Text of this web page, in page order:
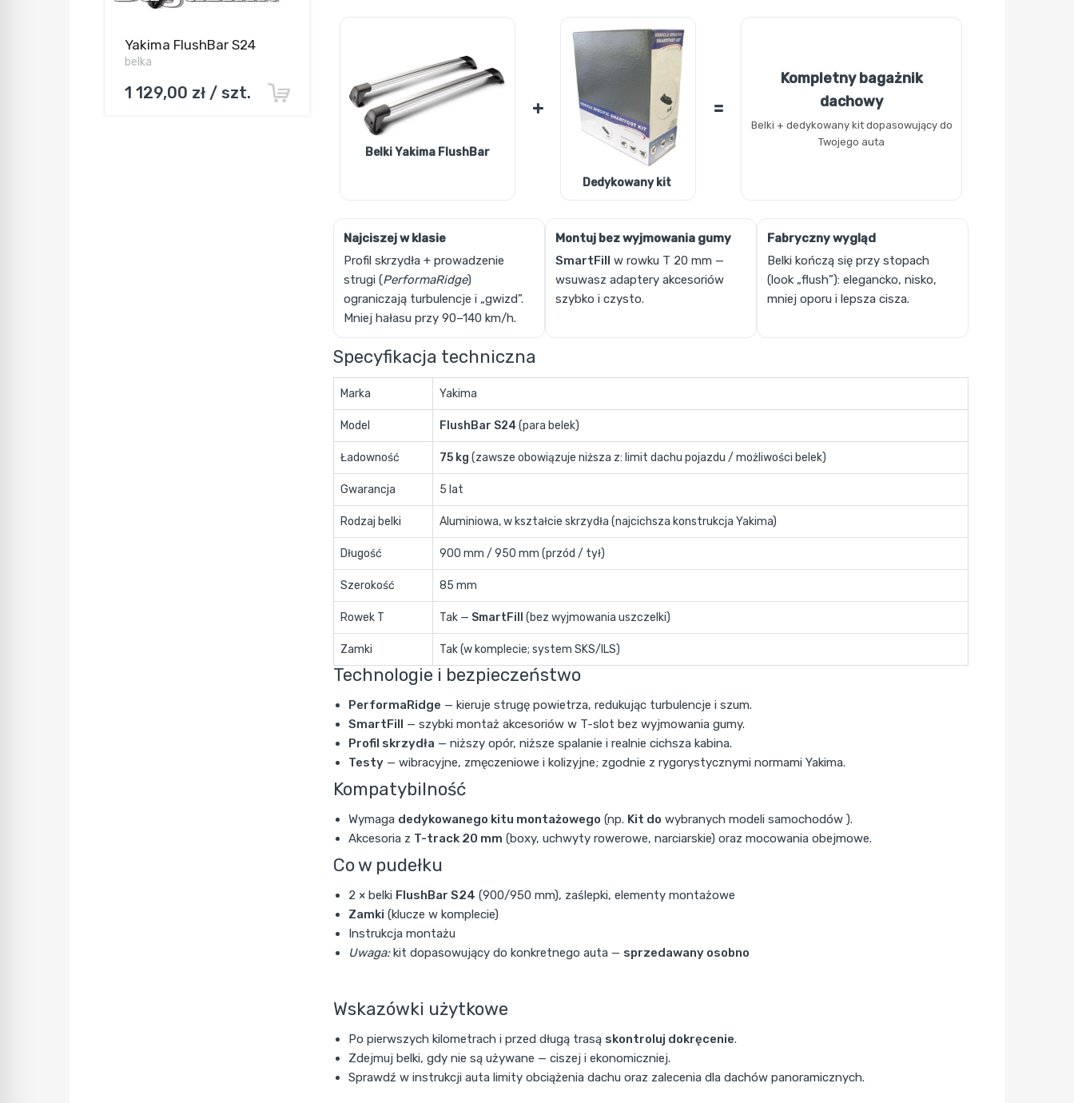
Yakima FlushBar S24
belka
1 129,00 zł / szt.
Belki Yakima FlushBar
+
Dedykowany kit
=
Kompletny bagażnik
dachowy
Belki + dedykowany kit dopasowujący do
Twojego auta
Najciszej w klasie
Profil skrzydła + prowadzenie
strugi (PerformaRidge)
ograniczają turbulencje i „gwizd”.
Mniej hałasu przy 90–140 km/h.
Montuj bez wyjmowania gumy
SmartFill w rowku T 20 mm —
wsuwasz adaptery akcesoriów
szybko i czysto.
Fabryczny wygląd
Belki kończą się przy stopach
(look „flush”): elegancko, nisko,
mniej oporu i lepsza cisza.
Specyfikacja techniczna
Marka Yakima
Model FlushBar S24 (para belek)
Ładowność 75 kg (zawsze obowiązuje niższa z: limit dachu pojazdu / możliwości belek)
Gwarancja 5 lat
Rodzaj belki Aluminiowa, w kształcie skrzydła (najcichsza konstrukcja Yakima)
Długość 900 mm / 950 mm (przód / tył)
Szerokość 85 mm
Rowek T Tak — SmartFill (bez wyjmowania uszczelki)
Zamki Tak (w komplecie; system SKS/ILS)
Technologie i bezpieczeństwo
PerformaRidge — kieruje strugę powietrza, redukując turbulencje i szum.
SmartFill — szybki montaż akcesoriów w T-slot bez wyjmowania gumy.
Profil skrzydła — niższy opór, niższe spalanie i realnie cichsza kabina.
Testy — wibracyjne, zmęczeniowe i kolizyjne; zgodnie z rygorystycznymi normami Yakima.
Kompatybilność
Wymaga dedykowanego kitu montażowego (np. Kit do wybranych modeli samochodów ).
Akcesoria z T-track 20 mm (boxy, uchwyty rowerowe, narciarskie) oraz mocowania obejmowe.
Co w pudełku
2 × belki FlushBar S24 (900/950 mm), zaślepki, elementy montażowe
Zamki (klucze w komplecie)
Instrukcja montażu
Uwaga:kit dopasowujący do konkretnego auta — sprzedawany osobno
Wskazówki użytkowe
Po pierwszych kilometrach i przed długą trasą skontroluj dokręcenie.
Zdejmuj belki, gdy nie są używane — ciszej i ekonomiczniej.
Sprawdź w instrukcji auta limity obciążenia dachu oraz zalecenia dla dachów panoramicznych.